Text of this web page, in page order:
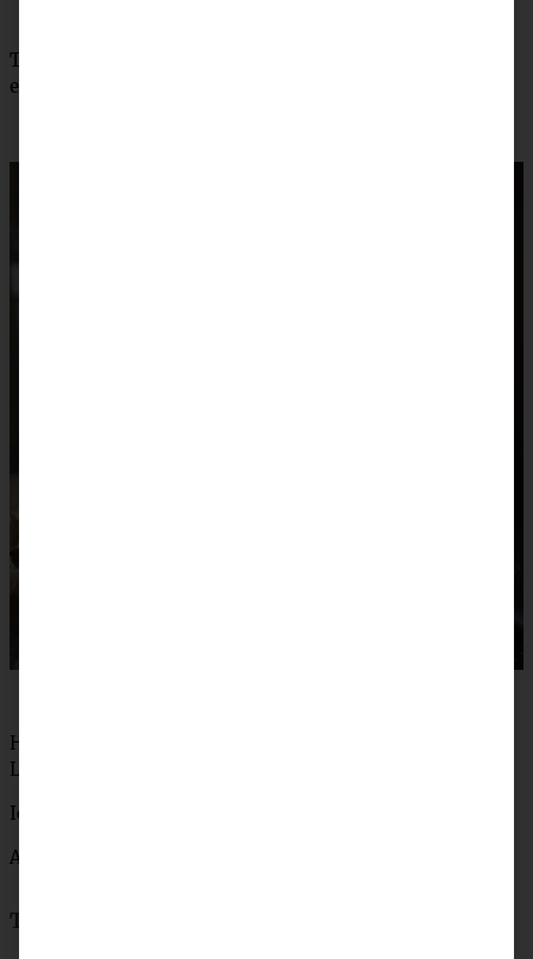
Tipp: Ganz besonders wird das Geschenk, wenn Ihr noch
ein Glas selbst gemachtes Apfelmus dazu verschenkt :)
Habt ein zauberhaftes und erholsames Wochenende, Ihr
Lieben! Backt Euch was Schönes!
Ich wünsch’ Euch was!
Andrea
Teile das Rezept